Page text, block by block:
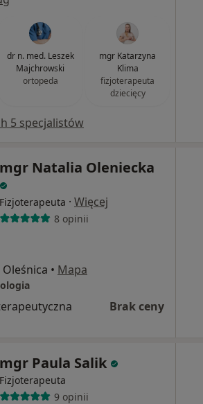
dr n. med. Leszek
Majchrowski
ortopeda
mgr Katarzyna
Klima
fizjoterapeuta
dziecięcy
5 specjalistów
mgr Natalia Oleniecka
Fizjoterapeuta · Więcej
8 opinii
• Mapa
Brak ceny
mgr Paula Salik
Fizjoterapeuta
9 opinii